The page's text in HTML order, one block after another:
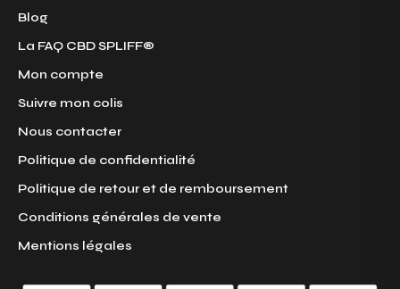
Blog
La FAQ CBD SPLIFF®
Mon compte
Suivre mon colis
Nous contacter
Politique de confidentialité
Politique de retour et de remboursement
Conditions générales de vente
Mentions légales